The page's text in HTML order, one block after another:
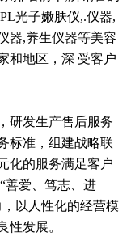
光子嫩肤仪,.仪器,
器,养生仪器等美容
和地区，深 受客户
研发生产售后服务
标准，组建战略联
化的服务满足客户
善爱、笃志、进
以人性化的经营模
性发展。